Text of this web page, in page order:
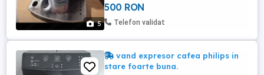
5
500 RON
Telefon validat
vand expresor cafea philips in
stare foarte buna.